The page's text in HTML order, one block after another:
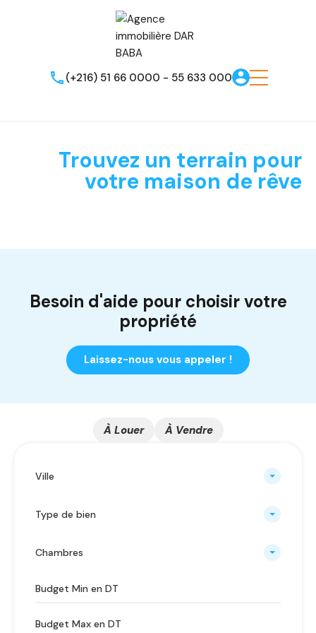
(+216) 51 66 0000 - 55 633 000
Trouvez un terrain pour
votre maison de rêve
Besoin d'aide pour choisir votre
propriété
Laissez-nous vous appeler !
À Louer À Vendre
Ville
Type de bien
Chambres